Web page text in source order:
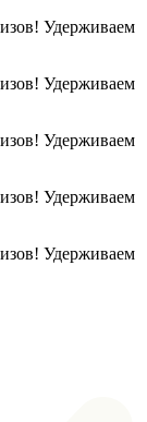
Удерживаем
Удерживаем
Удерживаем
Удерживаем
Удерживаем